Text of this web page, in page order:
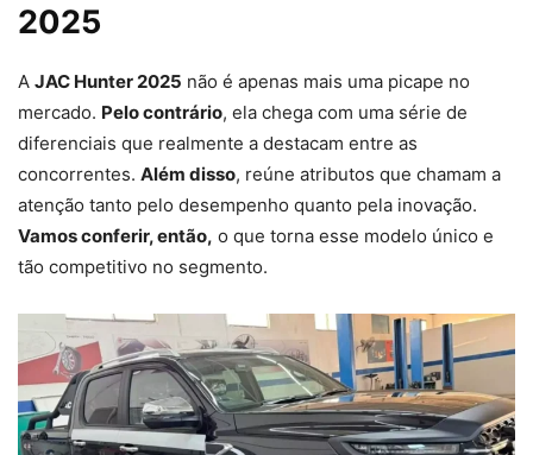
2025
A JAC Hunter 2025 não é apenas mais uma picape no
mercado. Pelo contrário, ela chega com uma série de
diferenciais que realmente a destacam entre as
concorrentes. Além disso, reúne atributos que chamam a
atenção tanto pelo desempenho quanto pela inovação.
Vamos conferir, então, o que torna esse modelo único e
tão competitivo no segmento.